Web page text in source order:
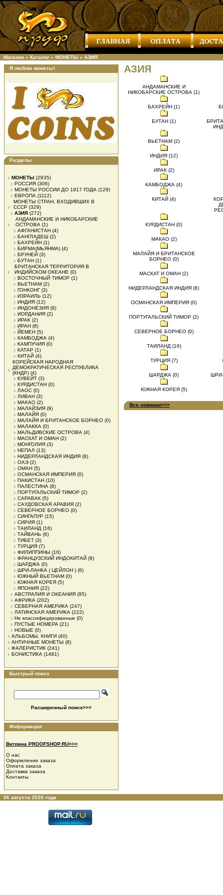
Магазин » Каталог » МОНЕТЫ » АЗИЯ
Я люблю монеты!
Разделы
МОНЕТЫ (2935)
РОССИЯ (306)
МОНЕТЫ РОССИИ ДО 1917 ГОДА (129)
ЕВРОПА (1112)
МОНЕТЫ СТРАН, ВХОДИВШИХ В
СССР (329)
АЗИЯ (272)
АНДАМАНСКИЕ И НИКОБАРСКИЕ
ОСТРОВА (1)
АФГАНИСТАН (4)
БАНГЛАДЕШ (2)
БАХРЕЙН (1)
БИРМА(МЬЯНМА) (4)
БРУНЕЙ (3)
БУТАН (1)
БРИТАНСКАЯ ТЕРРИТОРИЯ В
ИНДИЙСКОМ ОКЕАНЕ (0)
ВОСТОЧНЫЙ ТИМОР (1)
ВЬЕТНАМ (2)
ГОНКОНГ(3)
ИЗРАИЛЬ (12)
ИНДИЯ (12)
ИНДОНЕЗИЯ (9)
ИОРДАНИЯ (2)
ИРАК (2)
ИРАН (8)
ЙЕМЕН (5)
КАМБОДЖА (4)
КАМПУЧИЯ (0)
КАТАР (1)
КИТАЙ (4)
КОРЕЙСКАЯ НАРОДНАЯ
ДЕМОКРАТИЧЕСКАЯ РЕСПУБЛИКА
(КНДР) (4)
КУВЕЙТ (3)
КУРДИСТАН (0)
ЛАОС (0)
ЛИВАН (3)
МАКАО (2)
МАЛАЙЗИЯ (9)
МАЛАЙЯ (0)
МАЛАЙЯ И БРИТАНСКОЕ БОРНЕО (0)
МАЛАККА (0)
МАЛЬДИВСКИЕ ОСТРОВА (4)
МАСКАТ И ОМАН (2)
МОНГОЛИЯ (3)
НЕПАЛ (13)
НИДЕРЛАНДСКАЯ ИНДИЯ (8)
ОАЭ (2)
ОМАН (5)
ОСМАНСКАЯ ИМПЕРИЯ (0)
ПАКИСТАН (10)
ПАЛЕСТИНА (8)
ПОРТУГАЛЬСКИЙ ТИМОР (2)
САРАВАК (5)
САУДОВСКАЯ АРАВИЯ (2)
СЕВЕРНОЕ БОРНЕО (0)
СИНГАПУР (15)
СИРИЯ (1)
ТАИЛАНД (16)
ТАЙВАНЬ (6)
ТИБЕТ (3)
ТУРЦИЯ (7)
ФИЛИППИНЫ (16)
ФРАНЦУЗСКИЙ ИНДОКИТАЙ (9)
ШАРДЖА (0)
ШРИ-ЛАНКА ( ЦЕЙЛОН ) (6)
ЮЖНЫЙ ВЬЕТНАМ (0)
ЮЖНАЯ КОРЕЯ (5)
ЯПОНИЯ (22)
АВСТРАЛИЯ И ОКЕАНИЯ (95)
АФРИКА (202)
СЕВЕРНАЯ АМЕРИКА (247)
ЛАТИНСКАЯ АМЕРИКА (222)
Не классифицированные (0)
ПУСТЫЕ НОМЕРА (21)
НОВЫЕ (0)
АЛЬБОМЫ, КНИГИ (40)
АНТИЧНЫЕ МОНЕТЫ (8)
ФАЛЕРИСТИК (241)
БОНИСТИКА (1481)
Быстрый поиск
Расширенный поиск>>>
Информация
Витрина PROOFSHOP.RU>>>
О нас
Оформление заказа
Оплата заказа
Доставка заказа
Контакты
АЗИЯ
АНДАМАНСКИЕ И
НИКОБАРСКИЕ ОСТРОВА (1)
БАХРЕЙН (1)
БУТАН (1)
ВЬЕТНАМ (2)
ИНДИЯ (12)
ИРАК (2)
КАМБОДЖА (4)
КИТАЙ (4)
КУРДИСТАН (0)
МАКАО (2)
МАЛАЙЯ И БРИТАНСКОЕ
БОРНЕО (0)
МАСКАТ И ОМАН (2)
НИДЕРЛАНДСКАЯ ИНДИЯ (8)
ОСМАНСКАЯ ИМПЕРИЯ (0)
ПОРТУГАЛЬСКИЙ ТИМОР (2)
СЕВЕРНОЕ БОРНЕО (0)
ТАИЛАНД (16)
ТУРЦИЯ (7)
ШАРДЖА (0)
ЮЖНАЯ КОРЕЯ (5)
Все новинки>>>
06 августа 2026 года